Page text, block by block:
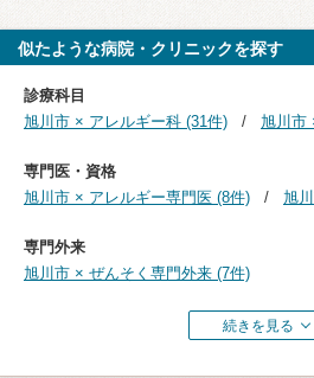
似たような病院・クリニックを探す
診療科目
旭川市 × アレルギー科 (31件)
旭川市
専門医・資格
旭川市 × アレルギー専門医 (8件)
旭
専門外来
旭川市 × ぜんそく専門外来 (7件)
続きを見る